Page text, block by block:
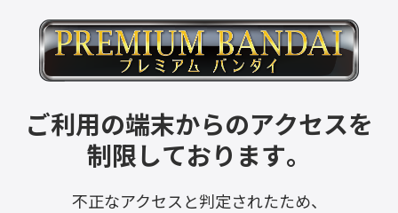
ご利用の端末からのアクセスを
制限しております。
不正なアクセスと判定されたため、